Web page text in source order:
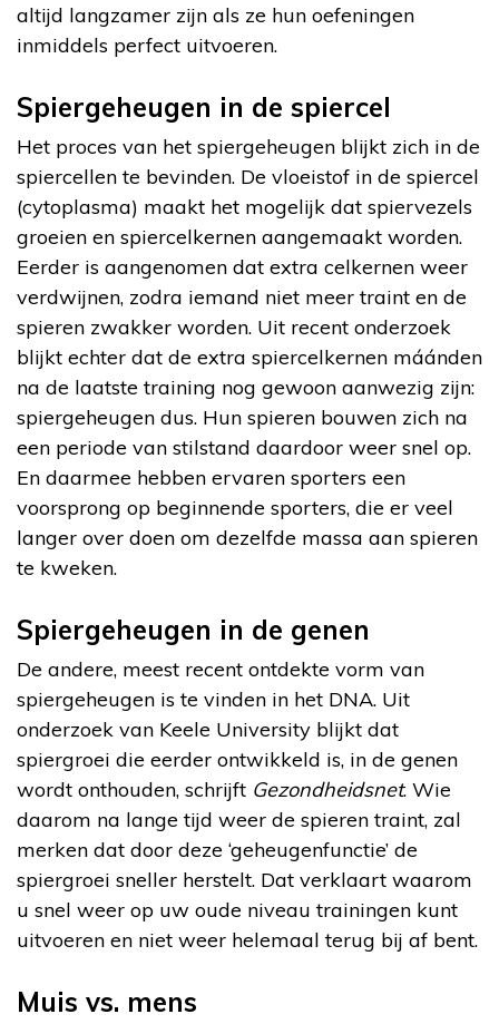
altijd langzamer zijn als ze hun oefeningen
inmiddels perfect uitvoeren.
Spiergeheugen in de spiercel
Het proces van het spiergeheugen blijkt zich in de
spiercellen te bevinden. De vloeistof in de spiercel
(cytoplasma) maakt het mogelijk dat spiervezels
groeien en spiercelkernen aangemaakt worden.
Eerder is aangenomen dat extra celkernen weer
verdwijnen, zodra iemand niet meer traint en de
spieren zwakker worden. Uit recent onderzoek
blijkt echter dat de extra spiercelkernen máánden
na de laatste training nog gewoon aanwezig zijn:
spiergeheugen dus. Hun spieren bouwen zich na
een periode van stilstand daardoor weer snel op.
En daarmee hebben ervaren sporters een
voorsprong op beginnende sporters, die er veel
langer over doen om dezelfde massa aan spieren
te kweken.
Spiergeheugen in de genen
De andere, meest recent ontdekte vorm van
spiergeheugen is te vinden in het DNA. Uit
onderzoek van Keele University blijkt dat
spiergroei die eerder ontwikkeld is, in de genen
wordt onthouden, schrijft Gezondheidsnet. Wie
daarom na lange tijd weer de spieren traint, zal
merken dat door deze ‘geheugenfunctie’ de
spiergroei sneller herstelt. Dat verklaart waarom
u snel weer op uw oude niveau trainingen kunt
uitvoeren en niet weer helemaal terug bij af bent.
Muis vs. mens